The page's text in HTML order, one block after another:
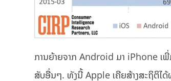
ການຍ້າຍຈາກ Android ມາ iPhone ເ
ສັບອື່ນໆ. ທັງນີ້ Apple ເຄີຍສ້າງສະຖິຕິ